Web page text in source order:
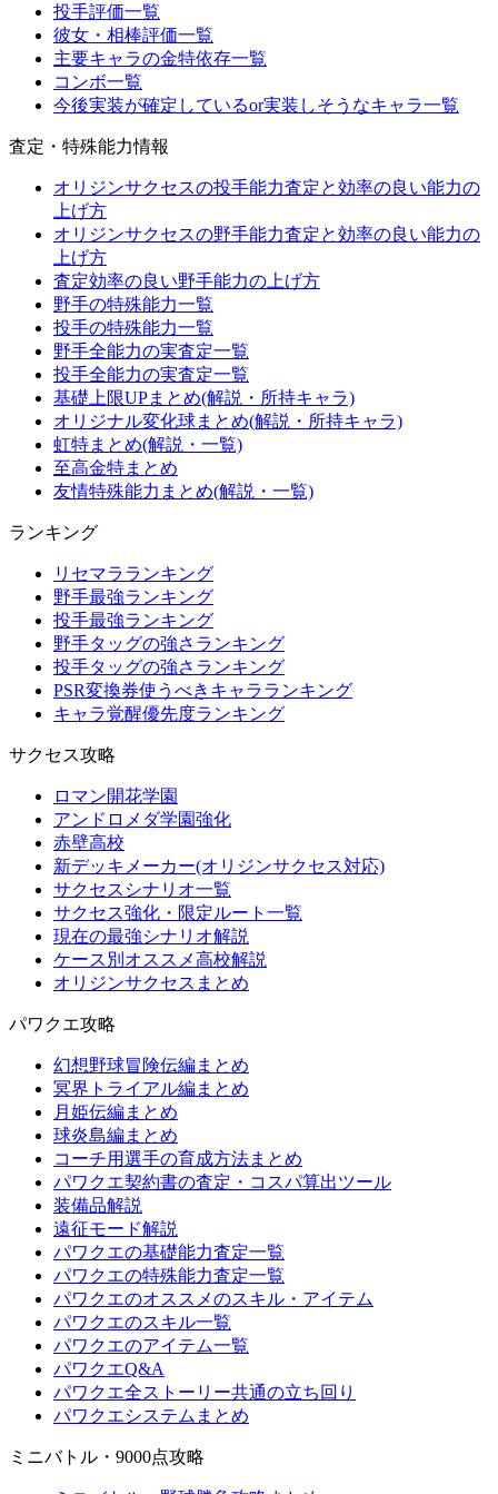
投手評価一覧
彼女・相棒評価一覧
主要キャラの金特依存一覧
コンボ一覧
今後実装が確定しているor実装しそうなキャラ一覧
査定・特殊能力情報
オリジンサクセスの投手能力査定と効率の良い能力の
上げ方
オリジンサクセスの野手能力査定と効率の良い能力の
上げ方
査定効率の良い野手能力の上げ方
野手の特殊能力一覧
投手の特殊能力一覧
野手全能力の実査定一覧
投手全能力の実査定一覧
基礎上限UPまとめ(解説・所持キャラ)
オリジナル変化球まとめ(解説・所持キャラ)
虹特まとめ(解説・一覧)
至高金特まとめ
友情特殊能力まとめ(解説・一覧)
ランキング
リセマラランキング
野手最強ランキング
投手最強ランキング
野手タッグの強さランキング
投手タッグの強さランキング
PSR変換券使うべきキャラランキング
キャラ覚醒優先度ランキング
サクセス攻略
ロマン開花学園
アンドロメダ学園強化
赤壁高校
新デッキメーカー(オリジンサクセス対応)
サクセスシナリオ一覧
サクセス強化・限定ルート一覧
現在の最強シナリオ解説
ケース別オススメ高校解説
オリジンサクセスまとめ
パワクエ攻略
幻想野球冒険伝編まとめ
冥界トライアル編まとめ
月姫伝編まとめ
球炎島編まとめ
コーチ用選手の育成方法まとめ
パワクエ契約書の査定・コスパ算出ツール
装備品解説
遠征モード解説
パワクエの基礎能力査定一覧
パワクエの特殊能力査定一覧
パワクエのオススメのスキル・アイテム
パワクエのスキル一覧
パワクエのアイテム一覧
パワクエQ&A
パワクエ全ストーリー共通の立ち回り
パワクエシステムまとめ
ミニバトル・9000点攻略